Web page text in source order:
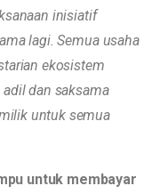
inisiatif
lagi. Semua usaha
ekosistem
dan saksama
untuk semua
untuk membayar